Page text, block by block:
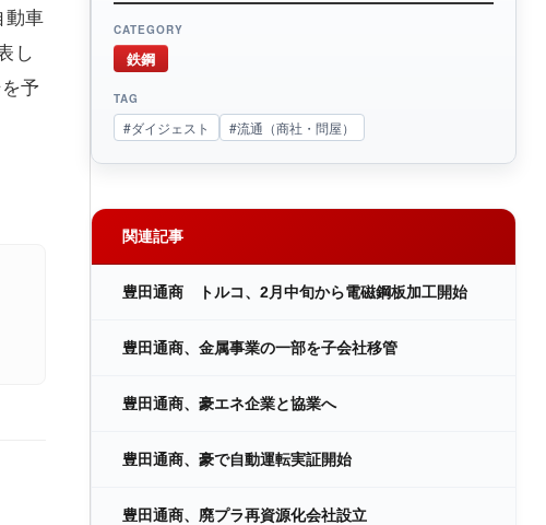
動車
し
予
CATEGORY
鉄鋼
TAG
#ダイジェスト #流通（商社・問屋）
関連記事
豊田通商 トルコ、2月中旬から電磁鋼板加工開始
豊田通商、金属事業の一部を子会社移管
豊田通商、豪エネ企業と協業へ
豊田通商、豪で自動運転実証開始
豊田通商、廃プラ再資源化会社設立